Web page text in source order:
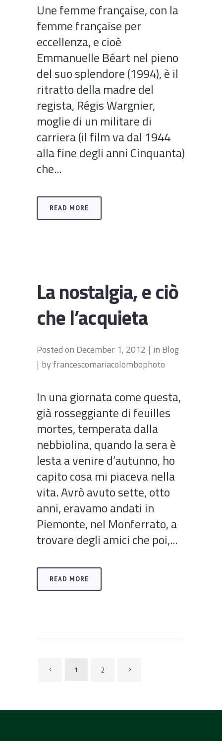
Une femme française, con la
femme française per
eccellenza, e cioè
Emmanuelle Béart nel pieno
del suo splendore (1994), è il
ritratto della madre del
regista, Régis Wargnier,
moglie di un militare di
carriera (il film va dal 1944
alla fine degli anni Cinquanta)
che...
READ MORE
La nostalgia, e ciò
che l’acquieta
Posted on December 1, 2012 in Blog
by francescomariacolombophoto
In una giornata come questa,
già rosseggiante di feuilles
mortes, temperata dalla
nebbiolina, quando la sera è
lesta a venire d’autunno, ho
capito cosa mi piaceva nella
vita. Avrò avuto sette, otto
anni, eravamo andati in
Piemonte, nel Monferrato, a
trovare degli amici che poi,...
READ MORE
1 2